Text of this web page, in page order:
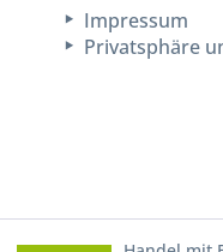
Impressum
Privatsphäre